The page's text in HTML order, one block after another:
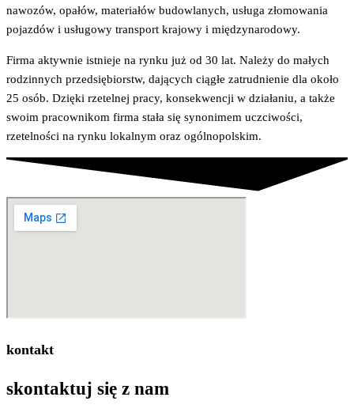
nawozów, opałów, materiałów budowlanych, usługa złomowania
pojazdów i usługowy transport krajowy i międzynarodowy.
Firma aktywnie istnieje na rynku już od 30 lat. Należy do małych
rodzinnych przedsiębiorstw, dających ciągłe zatrudnienie dla około
25 osób. Dzięki rzetelnej pracy, konsekwencji w działaniu, a także
swoim pracownikom firma stała się synonimem uczciwości,
rzetelności na rynku lokalnym oraz ogólnopolskim.
kontakt
skontaktuj się z nam